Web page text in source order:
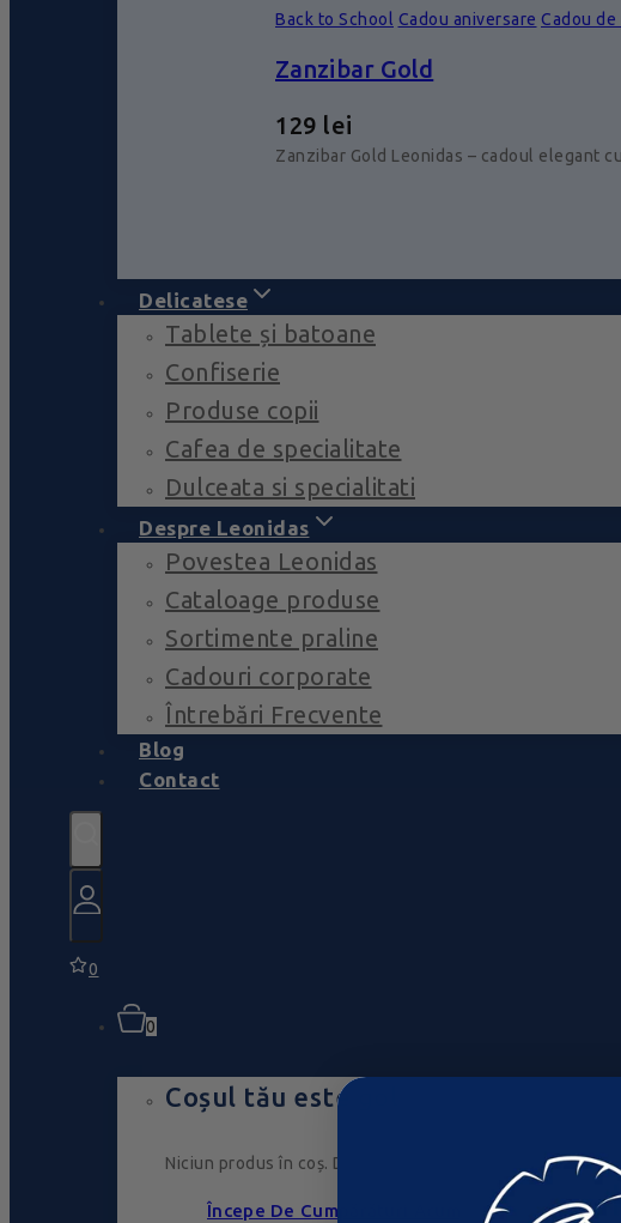
Back to School Cadou aniversare Cadou de
Zanzibar Gold
129 lei
Zanzibar Gold Leonidas – cadoul elegant
Delicatese
Tablete și batoane
Confiserie
Produse copii
Cafea de specialitate
Dulceata si specialitati
Despre Leonidas
Povestea Leonidas
Cataloage produse
Sortimente praline
Cadouri corporate
Întrebări Frecvente
Blog
Contact
0
0
Coșul tău este gol
Niciun produs în coș. Du-te, umple-l cu ceva ce-ți place!
Începe De Cumpărături Acum